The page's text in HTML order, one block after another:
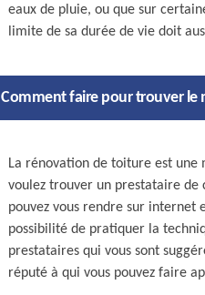
eaux de pluie, ou que sur
limite de sa durée de vie doit
Comment faire pour trouver le
La rénovation de toiture est une
voulez trouver un prestataire
pouvez vous rendre sur internet
possibilité de pratiquer la
prestataires qui vous sont
réputé à qui vous pouvez faire